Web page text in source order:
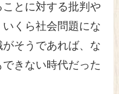
とに対する批判や
くら社会問題にな
そうであれば、な
きない時代だった